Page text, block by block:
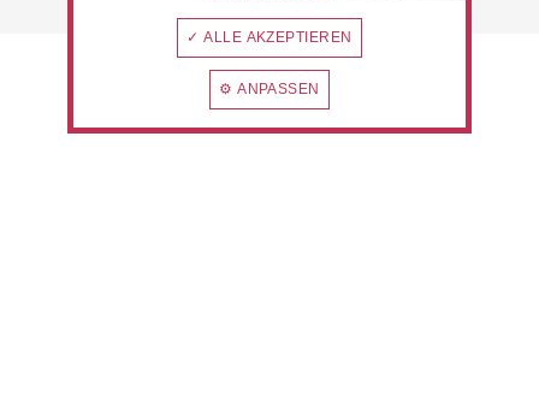
Handwerk Sport & Freizeit
✓ ALLE AKZEPTIEREN
⚙ ANPASSEN